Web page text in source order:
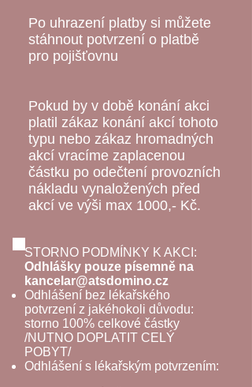
Po uhrazení platby si můžete
stáhnout potvrzení o platbě
pro pojišťovnu
Pokud by v době konání akci
platil zákaz konání akcí tohoto
typu nebo zákaz hromadných
akcí vracíme zaplacenou
částku po odečtení provozních
nákladu vynaložených před
akcí ve výši max 1000,- Kč.
STORNO PODMÍNKY K AKCI:
Odhlášky pouze písemně na
kancelar@atsdomino.cz
Odhlášení bez lékařského
potvrzení z jakéhokoli důvodu:
storno 100% celkové částky
/NUTNO DOPLATIT CELÝ
POBYT/
Odhlášení s lékařským potvrzením: